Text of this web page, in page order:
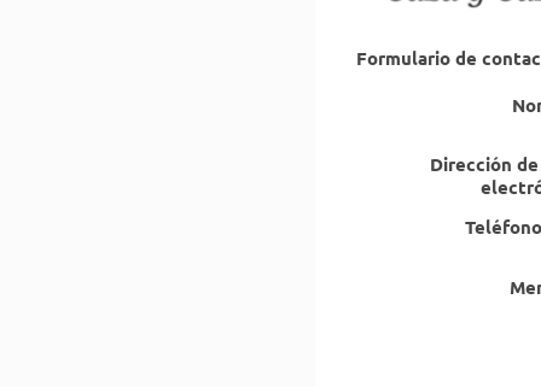
Formulario de
Dirección